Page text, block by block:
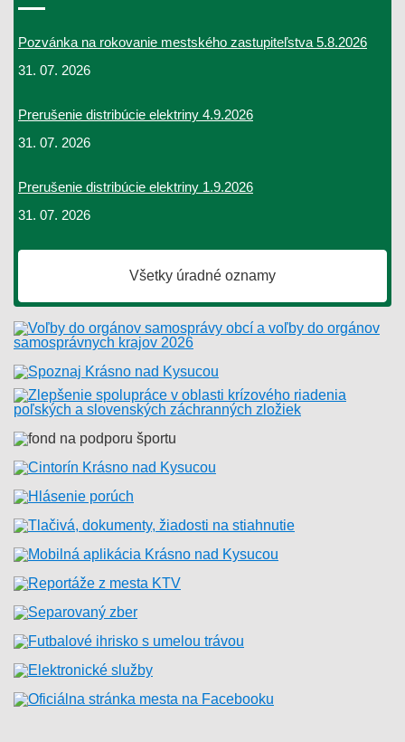
Pozvánka na rokovanie mestského zastupiteľstva 5.8.2026
31. 07. 2026
Prerušenie distribúcie elektriny 4.9.2026
31. 07. 2026
Prerušenie distribúcie elektriny 1.9.2026
31. 07. 2026
Všetky úradné oznamy